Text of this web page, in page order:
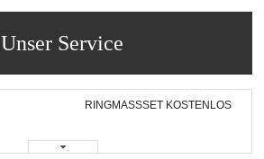
Unser Service
RINGMASSSET KOSTENLOS